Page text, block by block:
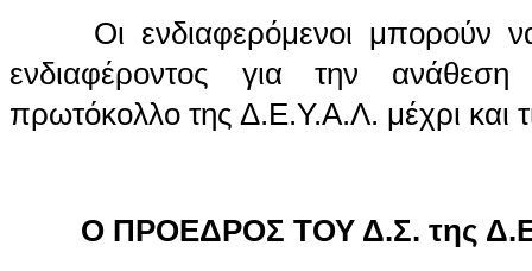
Οι ενδιαφερόμενοι μπορούν
ενδιαφέροντος για την
πρωτόκολλο της Δ.Ε.Υ.Α.Λ. μέχρι και
Ο ΠΡΟΕΔΡΟΣ ΤΟΥ Δ.Σ. της